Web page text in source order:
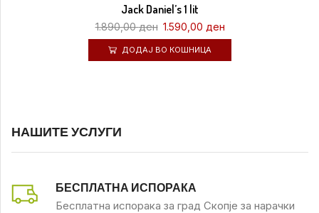
Jack Daniel’s 1 lit
1.890,00ден 1.590,00 ден
ДОДАЈ ВО КОШНИЦА
НАШИТЕ УСЛУГИ
БЕСПЛАТНА ИСПОРАКА
Бесплатна испорака за град Скопје за нарачки